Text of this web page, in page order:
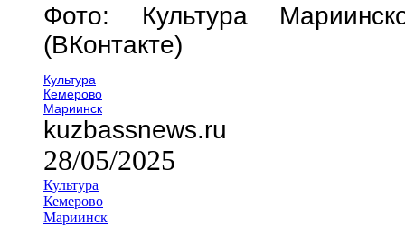
Фото: Культура
(ВКонтакте)
Культура
Кемерово
Мариинск
kuzbassnews.ru
28/05/2025
Культура
Кемерово
Мариинск